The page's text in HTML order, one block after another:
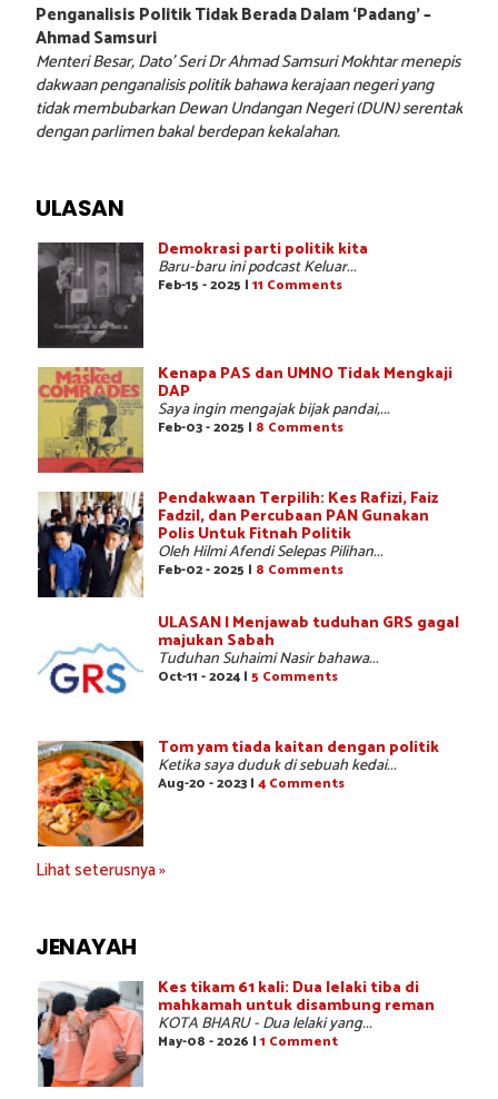
Penganalisis Politik Tidak Berada Dalam ‘Padang’ –
Ahmad Samsuri
Menteri Besar, Dato’ Seri Dr Ahmad Samsuri Mokhtar menepis
dakwaan penganalisis politik bahawa kerajaan negeri yang
tidak membubarkan Dewan Undangan Negeri (DUN) serentak
dengan parlimen bakal berdepan kekalahan.
ULASAN
Demokrasi parti politik kita
Baru-baru ini podcast Keluar...
Feb-15 - 2025 | 11 Comments
Kenapa PAS dan UMNO Tidak Mengkaji
DAP
Saya ingin mengajak bijak pandai,...
Feb-03 - 2025 | 8 Comments
Pendakwaan Terpilih: Kes Rafizi, Faiz
Fadzil, dan Percubaan PAN Gunakan
Polis Untuk Fitnah Politik
Oleh Hilmi Afendi Selepas Pilihan...
Feb-02 - 2025 | 8 Comments
ULASAN | Menjawab tuduhan GRS gagal
majukan Sabah
Tuduhan Suhaimi Nasir bahawa...
Oct-11 - 2024 | 5 Comments
Tom yam tiada kaitan dengan politik
Ketika saya duduk di sebuah kedai...
Aug-20 - 2023 | 4 Comments
Lihat seterusnya »
JENAYAH
Kes tikam 61 kali: Dua lelaki tiba di
mahkamah untuk disambung reman
KOTA BHARU - Dua lelaki yang...
May-08 - 2026 | 1 Comment